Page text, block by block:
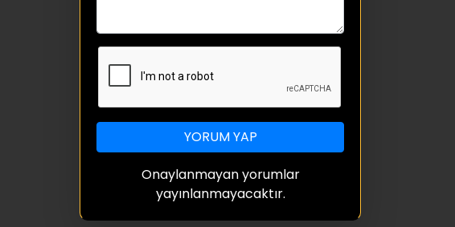
YORUM YAP
Onaylanmayan yorumlar
yayınlanmayacaktır.